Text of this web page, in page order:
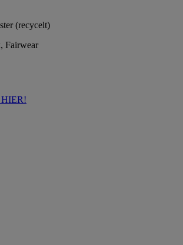
(recycelt)
Fairwear